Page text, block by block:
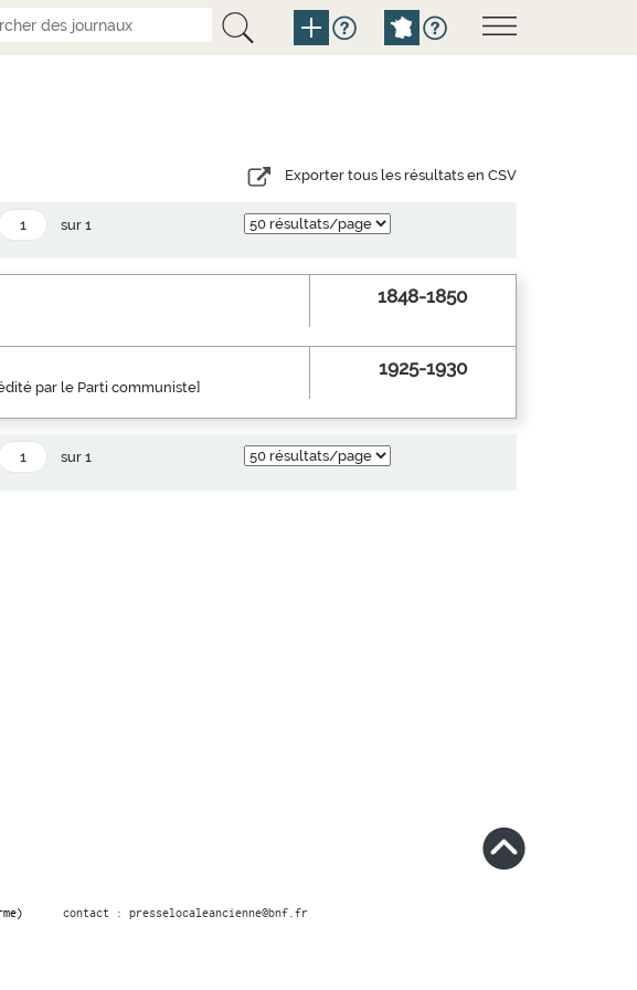
Exporter tous les résultats en CSV
sur 1
1848-1850
par le Parti communiste]
1925-1930
sur 1
contact : presselocaleancienne@bnf.fr